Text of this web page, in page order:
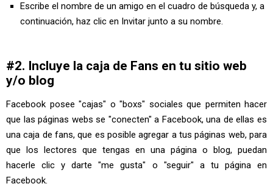
Escribe el nombre de un amigo en el cuadro de búsqueda y, a
continuación, haz clic en Invitar junto a su nombre.
#2. Incluye la caja de Fans en tu sitio web
y/o blog
Facebook posee "cajas" o "boxs" sociales que permiten hacer
que las páginas webs se "conecten" a Facebook, una de ellas es
una caja de fans, que es posible agregar a tus páginas web, para
que los lectores que tengas en una página o blog, puedan
hacerle clic y darte "me gusta" o "seguir" a tu página en
Facebook.